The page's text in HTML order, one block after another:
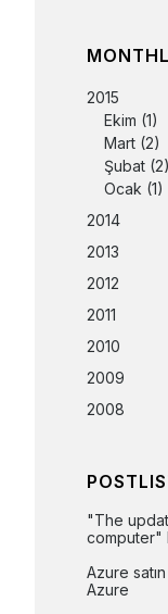
2015
Ekim (1)
Mart (2)
Şubat (2)
Ocak (1)
2014
2013
2012
2011
2010
2009
2008
"The
computer"
Azure
Azure